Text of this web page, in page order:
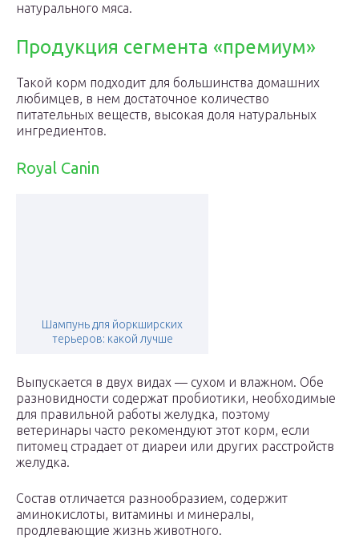
натурального мяса.
Продукция сегмента «премиум»
Такой корм подходит для большинства домашних
любимцев, в нем достаточное количество
питательных веществ, высокая доля натуральных
ингредиентов.
Royal Canin
Шампунь для йоркширских
терьеров: какой лучше
Выпускается в двух видах — сухом и влажном. Обе
разновидности содержат пробиотики, необходимые
для правильной работы желудка, поэтому
ветеринары часто рекомендуют этот корм, если
питомец страдает от диареи или других расстройств
желудка.
Состав отличается разнообразием, содержит
аминокислоты, витамины и минералы,
продлевающие жизнь животного.